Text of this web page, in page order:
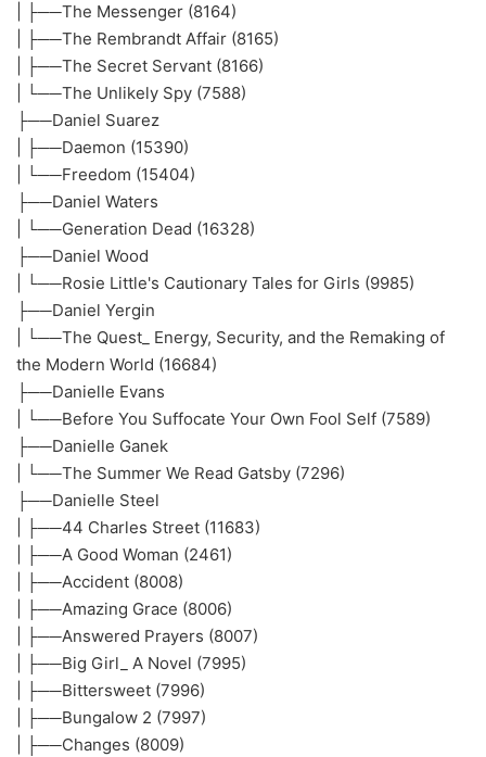
| ├──The Messenger (8164)
| ├──The Rembrandt Affair (8165)
| ├──The Secret Servant (8166)
| └──The Unlikely Spy (7588)
├──Daniel Suarez
| ├──Daemon (15390)
| └──Freedom (15404)
├──Daniel Waters
| └──Generation Dead (16328)
├──Daniel Wood
| └──Rosie Little's Cautionary Tales for Girls (9985)
├──Daniel Yergin
| └──The Quest_ Energy, Security, and the Remaking of
the Modern World (16684)
├──Danielle Evans
| └──Before You Suffocate Your Own Fool Self (7589)
├──Danielle Ganek
| └──The Summer We Read Gatsby (7296)
├──Danielle Steel
| ├──44 Charles Street (11683)
| ├──A Good Woman (2461)
| ├──Accident (8008)
| ├──Amazing Grace (8006)
| ├──Answered Prayers (8007)
| ├──Big Girl_ A Novel (7995)
| ├──Bittersweet (7996)
| ├──Bungalow 2 (7997)
| ├──Changes (8009)